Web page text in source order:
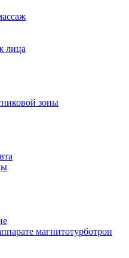
лица
зоны
магнитотурботрон